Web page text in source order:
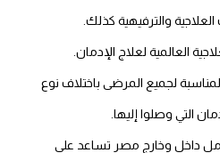
والترفيهية كذلك.
العالمية لعلاج الإدمان.
لجميع المرضى باختلاف نوع
التي وصلوا إليها.
وخارج مصر تساعد على